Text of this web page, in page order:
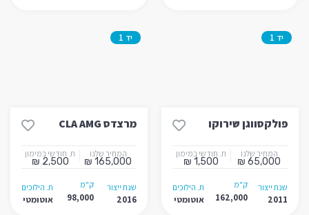
יד 1
פולקסווגן שירוקו
המחיר שלנו
65,000 ₪
ת. חודשי במימון
1,500 ₪
שנת ייצור
2011
ק"מ
162,000
ת. הילוכים
אוטומטי
יד 1
מרצדס CLA AMG
המחיר שלנו
165,000 ₪
ת. חודשי במימון
2,500 ₪
שנת ייצור
2016
ק"מ
98,000
ת. הילוכים
אוטומטי